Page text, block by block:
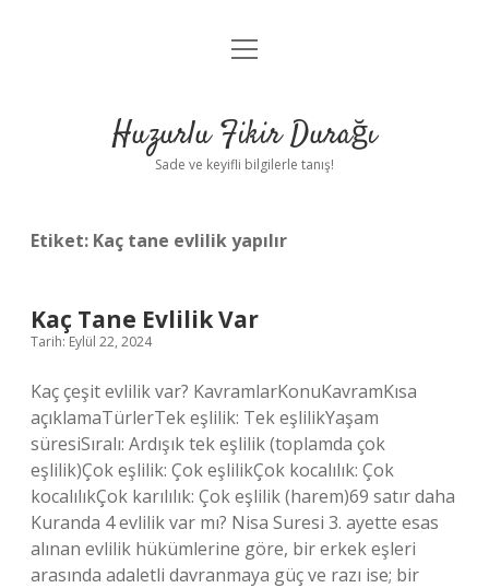
Anasayfa
Yasal Uyarı
menüyü
Huzurlu Fikir Durağı
Sade ve keyifli bilgilerle tanış!
Etiket: Kaç tane evlilik yapılır
Kaç Tane Evlilik Var
Tarih: Eylül 22, 2024
Kaç çeşit evlilik var? KavramlarKonuKavramKısa
açıklamaTürlerTek eşlilik: Tek eşlilikYaşam
süresiSıralı: Ardışık tek eşlilik (toplamda çok
eşlilik)Çok eşlilik: Çok eşlilikÇok kocalılık: Çok
kocalılıkÇok karılılık: Çok eşlilik (harem)69 satır daha
Kuranda 4 evlilik var mı? Nisa Suresi 3. ayette esas
alınan evlilik hükümlerine göre, bir erkek eşleri
arasında adaletli davranmaya güç ve razı ise; bir